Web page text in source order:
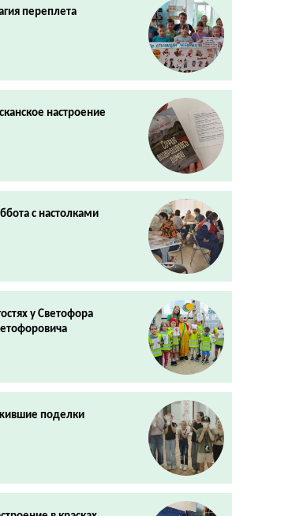
переплета
настроение
с настолками
у Светофора
поделки